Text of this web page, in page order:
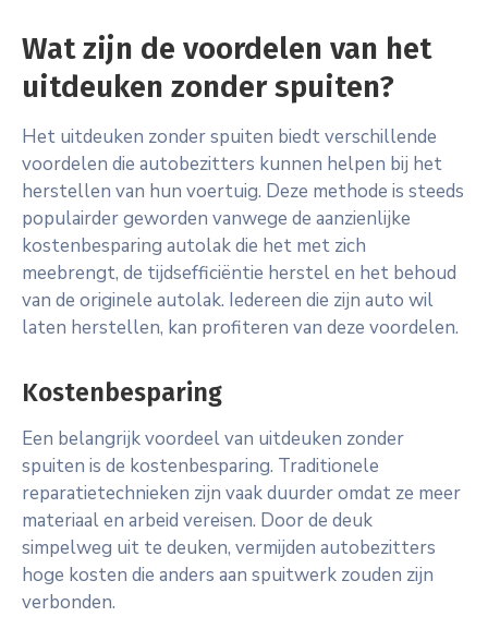
Wat zijn de voordelen van het
uitdeuken zonder spuiten?
Het uitdeuken zonder spuiten biedt verschillende
voordelen die autobezitters kunnen helpen bij het
herstellen van hun voertuig. Deze methode is steeds
populairder geworden vanwege de aanzienlijke
kostenbesparing autolak die het met zich
meebrengt, de tijdsefficiëntie herstel en het behoud
van de originele autolak. Iedereen die zijn auto wil
laten herstellen, kan profiteren van deze voordelen.
Kostenbesparing
Een belangrijk voordeel van uitdeuken zonder
spuiten is de kostenbesparing. Traditionele
reparatietechnieken zijn vaak duurder omdat ze meer
materiaal en arbeid vereisen. Door de deuk
simpelweg uit te deuken, vermijden autobezitters
hoge kosten die anders aan spuitwerk zouden zijn
verbonden.